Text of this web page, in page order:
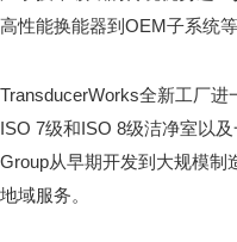
高性能换能器到OEM子系统
TransducerWorks全新工厂
ISO 7级和ISO 8级洁净室以
Group从早期开发到大规模制
地域服务。